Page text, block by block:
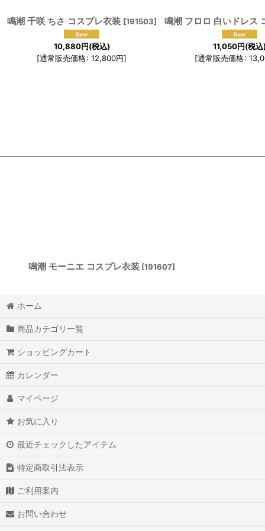
鳴潮 千咲 ちさ コスプレ衣装 [191503]
10,880円(税込)
[通常販売価格: 12,800円]
11,050円(税
[通常販売価格:
鳴潮 モーニエ コスプレ衣装 [191607]
ホーム
商品カテゴリ一覧
ショッピングカート
カレンダー
マイページ
お気に入り
最近チェックしたアイテム
特定商取引法表示
ご利用案内
お問い合わせ